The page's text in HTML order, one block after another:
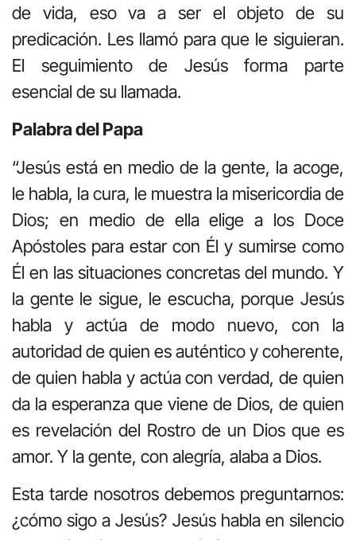
de vida, eso va a ser el objeto de su
predicación. Les llamó para que le siguieran.
El seguimiento de Jesús forma parte
esencial de su llamada.
Palabra del Papa
“Jesús está en medio de la gente, la acoge,
le habla, la cura, le muestra la misericordia de
Dios; en medio de ella elige a los Doce
Apóstoles para estar con Él y sumirse como
Él en las situaciones concretas del mundo. Y
la gente le sigue, le escucha, porque Jesús
habla y actúa de modo nuevo, con la
autoridad de quien es auténtico y coherente,
de quien habla y actúa con verdad, de quien
da la esperanza que viene de Dios, de quien
es revelación del Rostro de un Dios que es
amor. Y la gente, con alegría, alaba a Dios.
Esta tarde nosotros debemos preguntarnos:
¿cómo sigo a Jesús? Jesús habla en silencio